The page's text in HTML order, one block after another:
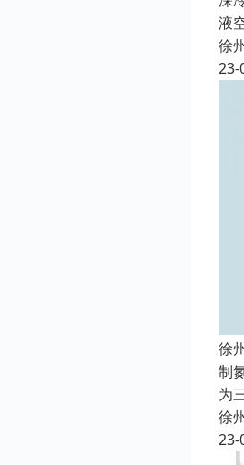
液
徐
23-
徐
制
为
徐
23-